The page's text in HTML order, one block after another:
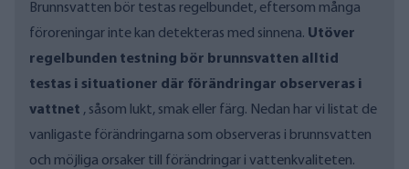
Brunnsvatten bör testas regelbundet, eftersom många
föroreningar inte kan detekteras med sinnena. Utöver
regelbunden testning bör brunnsvatten alltid
testas i situationer där förändringar observeras i
vattnet , såsom lukt, smak eller färg. Nedan har vi listat de
vanligaste förändringarna som observeras i brunnsvatten
och möjliga orsaker till förändringar i vattenkvaliteten.